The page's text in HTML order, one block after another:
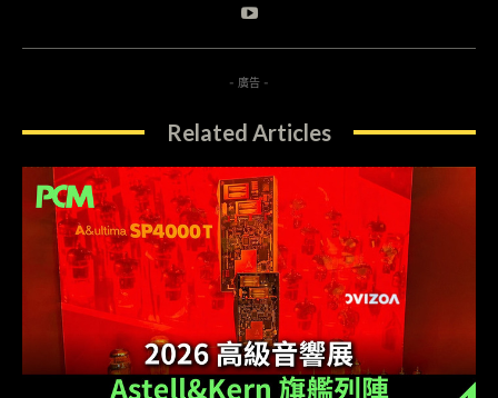
- 廣告 -
Related Articles